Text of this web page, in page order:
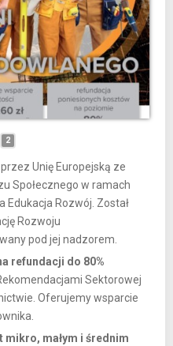
2
Unię Europejską ze
Społecznego w ramach
Edukacja Rozwój. Został
Rozwoju
pod jej nadzorem.
refundacji do 80%
Sektorowej
Oferujemy wsparcie
mikro, małym i średnim